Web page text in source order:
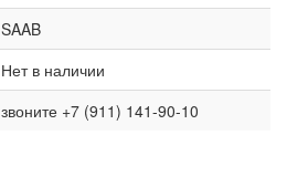
SAAB
Нет в наличии
звоните +7 (911) 141-90-10